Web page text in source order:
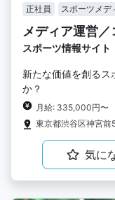
正社員 スポーツメデ
メディア運営
スポーツ情報サイト
新たな価値を創るス
か？
月給: 335,000円〜
東京都渋谷区神宮
気に